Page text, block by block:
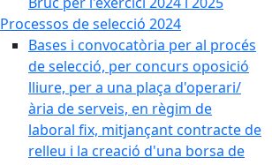
Processos de selecció 2024
Bases i convocatòria per al procés
de selecció, per concurs oposició
lliure, per a una plaça d'operari/
ària de serveis, en règim de
laboral fix, mitjançant contracte de
relleu i la creació d'una borsa de